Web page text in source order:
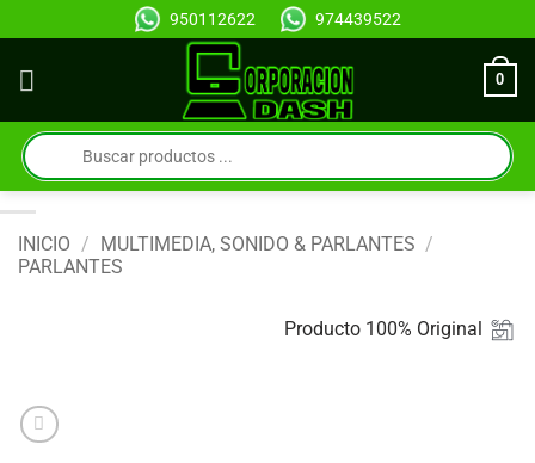
al
contenido
950112622 974439522
0
Búsqueda
de
productos
INICIO / MULTIMEDIA, SONIDO & PARLANTES /
PARLANTES
Producto 100% Original